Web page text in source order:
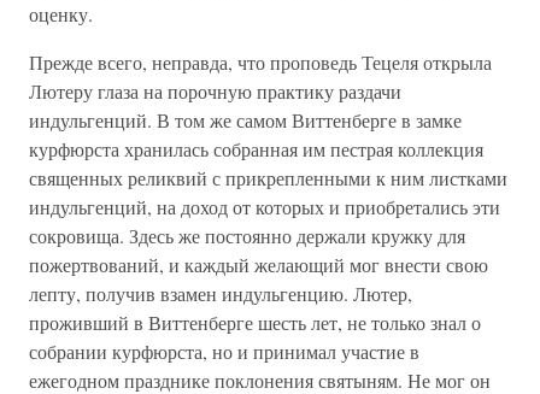
оценку.
Прежде всего, неправда, что проповедь Тецеля открыла
Лютеру глаза на порочную практику раздачи
индульгенций. В том же самом Виттенберге в замке
курфюрста хранилась собранная им пестрая коллекция
священных реликвий с прикрепленными к ним листками
индульгенций, на доход от которых и приобретались эти
сокровища. Здесь же постоянно держали кружку для
пожертвований, и каждый желающий мог внести свою
лепту, получив взамен индульгенцию. Лютер,
проживший в Виттенберге шесть лет, не только знал о
собрании курфюрста, но и принимал участие в
ежегодном празднике поклонения святыням. Не мог он